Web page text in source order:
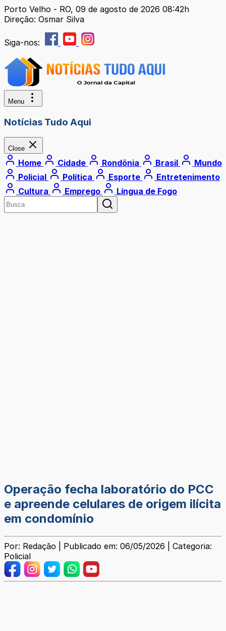
Porto Velho - RO, 09 de agosto de 2026 08:42h
Direção: Osmar Silva
Siga-nos:
Menu
Notícias Tudo Aqui
Close
Home Cidade Rondônia Brasil
Mundo
Policial
Política Esporte
Entretenimento
Cultura
Emprego Língua de Fogo
Operação fecha laboratório do PCC
e apreende celulares de origem ilícita
em condomínio
Por: Redação | Publicado em: 06/05/2026 | Categoria:
Policial